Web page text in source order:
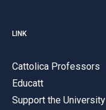
LINK
Cattolica Professors
Educatt
Support the University